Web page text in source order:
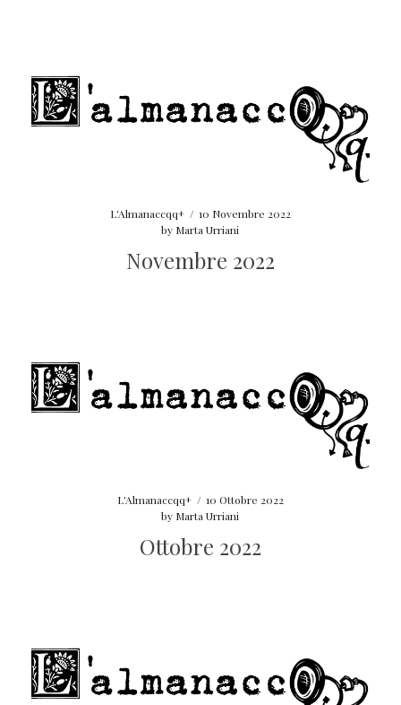
L'Almanaccqq+ / 10 Novembre 2022
by Marta Urriani
Novembre 2022
L'Almanaccqq+ / 10 Ottobre 2022
by Marta Urriani
Ottobre 2022